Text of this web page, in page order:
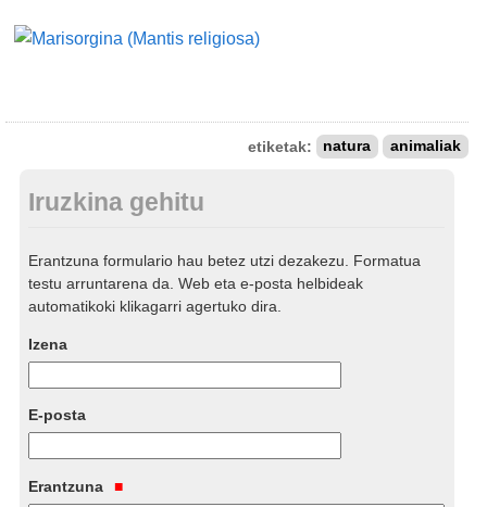
etiketak: natura animaliak
Iruzkina gehitu
Erantzuna formulario hau betez utzi dezakezu. Formatua
testu arruntarena da. Web eta e-posta helbideak
automatikoki klikagarri agertuko dira.
Izena
E-posta
Erantzuna